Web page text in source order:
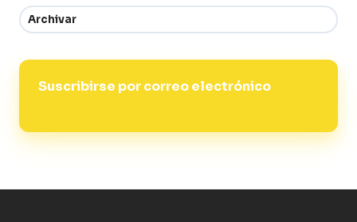
Archivar
Suscribirse por correo electrónico